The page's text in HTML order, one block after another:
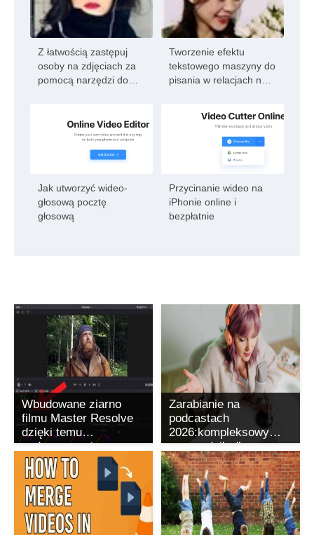
Z łatwością zastępuj
osoby na zdjęciach za
pomocą narzędzi do
Tworzenie efektu
tekstowego maszyny do
pisania w relacjach na
Jak utworzyć wideo-
głosową pocztę
głosową
Przycinanie wideo na
iPhonie online i
bezpłatnie
Wbudowane ziarno
filmu Master Resolve
dzięki temu
podsumowaniu
Zarabianie na
podcastach
2026:kompleksowy
przewodnik dla
twórców